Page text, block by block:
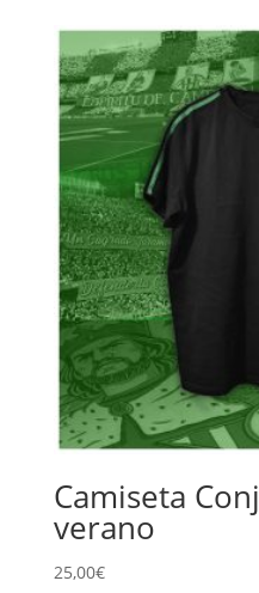
Camiseta
verano
25,00€